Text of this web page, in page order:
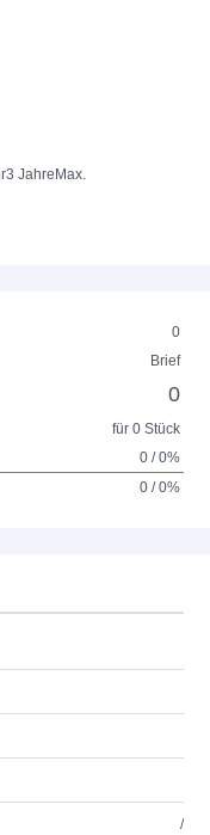
3 Jahre Max.
0
Brief
0
für 0 Stück
0 / 0%
0 / 0%
/